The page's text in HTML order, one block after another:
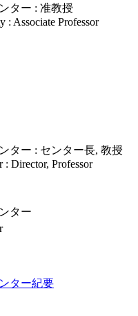
ター : 准教授
: Associate Professor
ター : センター長, 教授
Director, Professor
ター
ター紀要